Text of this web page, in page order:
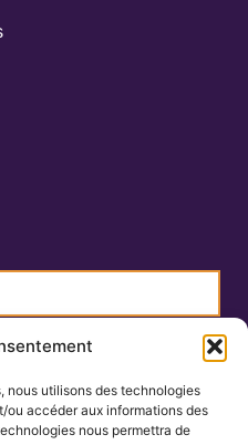
nous utilisons des technologies
accéder aux informations des
nous permettra de